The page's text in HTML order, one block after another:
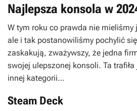
Najlepsza konsola w
W tym roku co prawda nie mieliśmy
ale i tak postanowiliśmy pochylić
zaskakują, zważywszy, że jedna
swojej ulepszonej konsoli. Ta trafiła
innej kategorii…
Steam Deck